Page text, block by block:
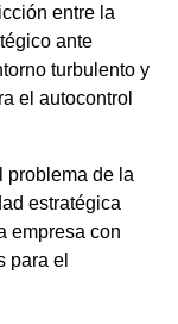
entre la
ante
turbulento y
el autocontrol
problema de la
estratégica
empresa con
para el